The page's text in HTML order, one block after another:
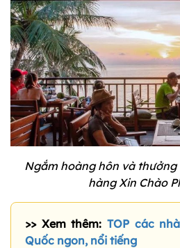
Ngắm hoàng hôn và
hàng Xin Chào
>> Xem thêm: TOP các
Quốc ngon, nổi tiếng